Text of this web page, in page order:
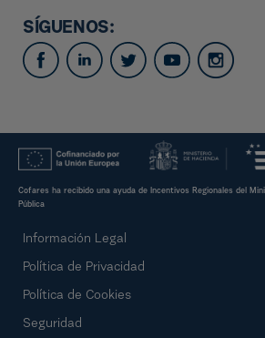
SÍGUENOS:
Cofares ha recibido una ayuda de Incentivos Regionales del
Pública
Información Legal
Política de Privacidad
Política de Cookies
Seguridad